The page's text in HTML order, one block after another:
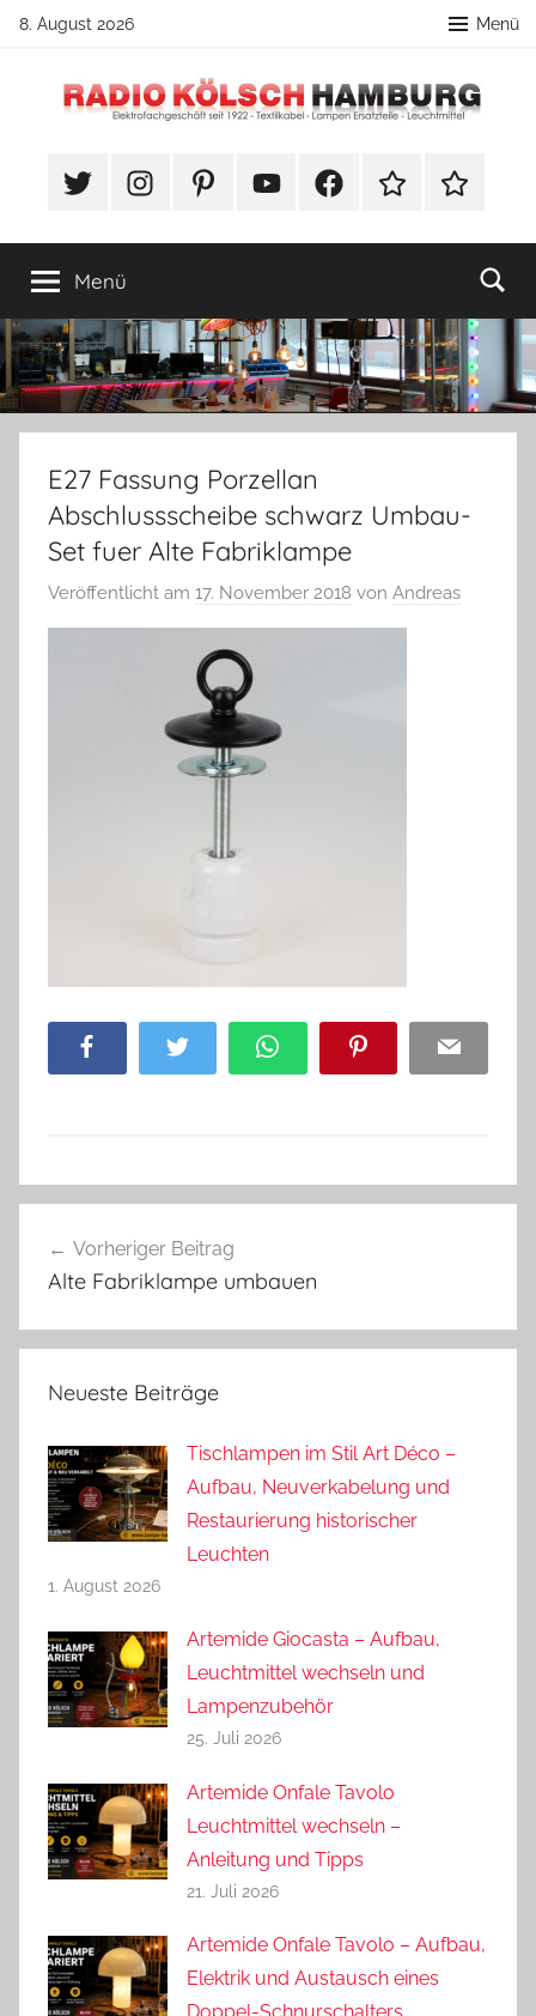
Zum
springen
8. August 2026 Menü
Radio
Hamburg
Lampenbau
#TwitterInstagramPinterestYouTubeFacebookTikTok Webshop
Menü
E27 Fassung Porzellan
Abschlussscheibe schwarz Umbau-
Set fuer Alte Fabriklampe
Veröffentlicht am 17. November 2018 von Andreas
Facebook Twitter WhatsApp Pinterest Email
Vorheriger Beitrag
Alte Fabriklampe umbauen
Neueste Beiträge
Tischlampen im Stil Art Déco –
Aufbau, Neuverkabelung und
Restaurierung historischer
Leuchten
1. August 2026
Artemide Giocasta – Aufbau,
Leuchtmittel wechseln und
Lampenzubehör
25. Juli 2026
Artemide Onfale Tavolo
Leuchtmittel wechseln –
Anleitung und Tipps
21. Juli 2026
Artemide Onfale Tavolo – Aufbau,
Elektrik und Austausch eines